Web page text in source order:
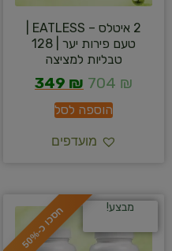
טעם פירות יער | 128
טבליות למציצה
704 ₪
349 ₪
הוספה לסל
מועדפים
ח
ס
כ
ו
כ
-
5
0
% מבצע!